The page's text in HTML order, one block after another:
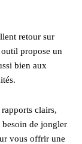
retour sur
propose un
bien aux
rapports clairs,
besoin de jongler
vous offrir une